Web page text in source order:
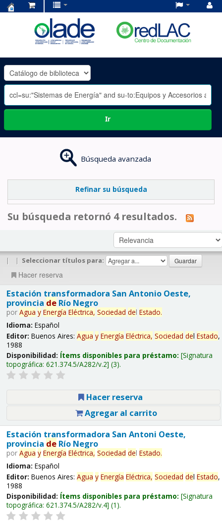
OLADE
-
Ir
Búsqueda avanzada
Refinar su búsqueda
Su búsqueda retornó 4 resultados.
| | Seleccionar títulos para:
Hacer reserva
Estación transformadora San Antonio Oeste,
provincia deRío Negro
por Agua y Energía Eléctrica, Sociedad del Estado.
Idioma: Español
Editor: Buenos Aires: Agua y Energía Eléctrica, Sociedad del Estado,
1988
Disponibilidad: Ítems disponibles para préstamo: Signatura
topográfica: 621.374.5/A282/v.2 (3).
Hacer reserva
Agregar al carrito
Estación transformadora San Antoni Oeste,
provincia deRío Negro
por Agua y Energía Eléctrica, Sociedad del Estado.
Idioma: Español
Editor: Buenos Aires: Agua y Energía Eléctrica, Sociedad del Estado,
1988
Disponibilidad: Ítems disponibles para préstamo: Signatura
topográfica: 621.374.5/A282/v.4 (1).